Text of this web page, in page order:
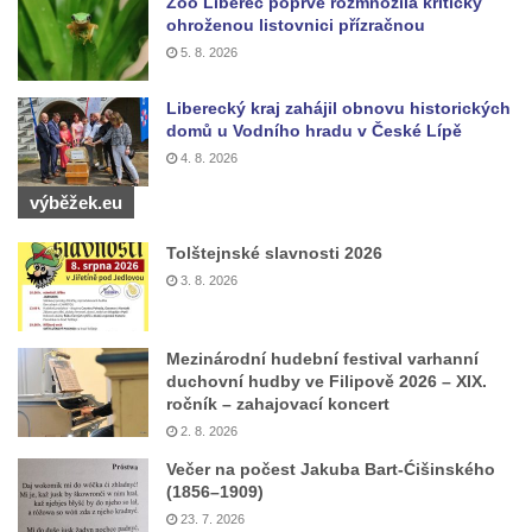
Českých Budějovicích
Památník Otokara Mokrého v parku Na
Sadech v Českých Budějovicích
Poslední dochovaný tramvajový sloup na
Pražské třídě v Českých Budějovicích
Socha Civilizovaní na Husově třídě v
Českých Budějovicích
Socha svatého Jana Nepomuckého Na
Sadech u Mlýnské stoky v Českých
Budějovicích
Budějovicích
Socha svatého Vincence Ferrerského na
nádvoří kláštera dominikánů v Českých
Budějovicích
Socha svatého Zachariáše na nádvoří
ohroženou listovnici přízračnou
5. 8. 2026
Liberecký kraj zahájil obnovu historických
domů u Vodního hradu v České Lípě
4. 8. 2026
výběžek.eu
Tolštejnské slavnosti 2026
3. 8. 2026
Mezinárodní hudební festival varhanní
duchovní hudby ve Filipově 2026 – XIX.
ročník – zahajovací koncert
2. 8. 2026
Večer na počest Jakuba Bart-Ćišinského
(1856–1909)
23. 7. 2026